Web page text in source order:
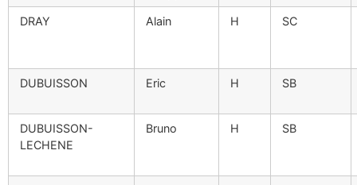
DRAY Alain H SC
DUBUISSON Eric H SB
DUBUISSON-
LECHENE
Bruno H SB